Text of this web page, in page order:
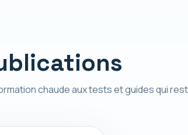
chaude aux tests et guides qui